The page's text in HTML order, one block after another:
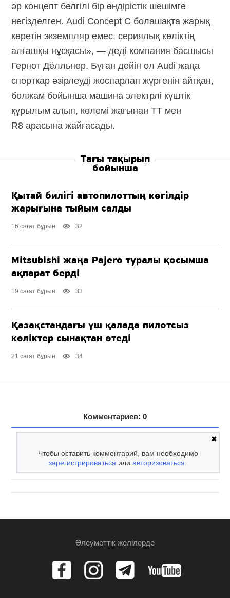
әр концепт белгілі бір өндірістік шешімге
негізделген. Audi Concept C болашақта жарық
көретін экземпляр емес, сериялық көліктің
алғашқы нұсқасы», — деді компания басшысы
Гернот Дёлльнер. Бұған дейін ол Audi жаңа
спорткар әзірлеуді жоспарлап жүргенін айтқан,
болжам бойынша машина электрлі күштік
құрылым алып, көлемі жағынан TT мен
R8 арасына жайғасады.
Тағы тақырып
бойынша
Қытай билігі автопилоттың көгілдір
жарығына тыйым салды
16 сағат бұрын 32
Mitsubishi жаңа Pajero туралы қосымша
ақпарат берді
19 сағат бұрын 33
Қазақстандағы үш қалада пилотсыз
көліктер сынақтан өтеді
21 сағат бұрын 34
Комментариев: 0
✖
Чтобы оставить комментарий, вам необходимо
зарегистрироваться илиавторизоваться
Әлеуметтік желілерде